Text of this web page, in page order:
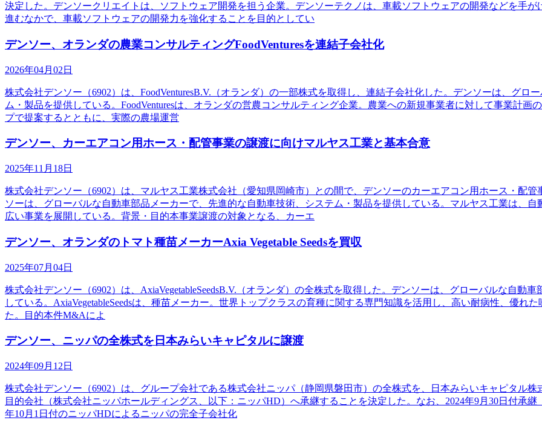
決定した。デンソークリエイトは、ソフトウェア開発を担う企業。デンソーテクノは、車載ソフトウェアの開発などを手
進むなかで、車載ソフトウェアの開発力を強化することを目的としてい
デンソー、オランダの農業コンサルティングFoodVenturesを連結子会社化
2026年04月02日
株式会社デンソー（6902）は、FoodVenturesB.V.（オランダ）の一部株式を取得し、連結子会社化した。デンソーは、グ
ム・製品を提供している。FoodVenturesは、オランダの営農コンサルティング企業。農業への新規事業者に対して事業計
プで提案するとともに、実際の農場運営
デンソー、カーエアコン用ホース・配管事業の譲渡に向けマルヤス工業と基本合意
2025年11月18日
株式会社デンソー（6902）は、マルヤス工業株式会社（愛知県岡崎市）との間で、デンソーのカーエアコン用ホース・配
ソーは、グローバルな自動車部品メーカーで、先進的な自動車技術、システム・製品を提供している。マルヤス工業は、
広い事業を展開している。背景・目的本事業譲渡の対象となる、カーエ
デンソー、オランダのトマト種苗メーカーAxia Vegetable Seedsを買収
2025年07月04日
株式会社デンソー（6902）は、AxiaVegetableSeedsB.V.（オランダ）の全株式を取得した。デンソーは、グローバルな自動
している。AxiaVegetableSeedsは、種苗メーカー。世界トップクラスの育種に関する専門知識を活用し、高い耐病性、優れ
た。目的本件M&Aによ
デンソー、ニッパの全株式を日本みらいキャピタルに譲渡
2024年09月12日
株式会社デンソー（6902）は、グループ会社である株式会社ニッパ（静岡県磐田市）の全株式を、日本みらいキャピタル
目的会社（株式会社ニッパホールディングス、以下：ニッパHD）へ承継することを決定した。なお、2024年9月30日付承
年10月1日付のニッパHDによるニッパの完全子会社化